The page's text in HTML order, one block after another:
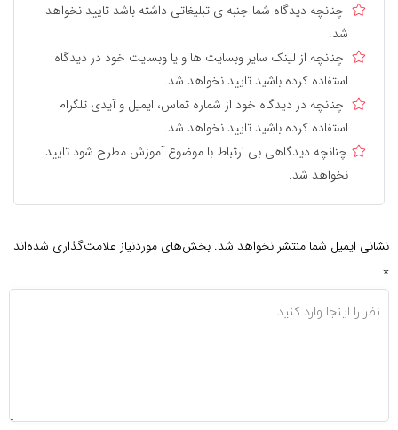
چنانچه دیدگاه شما جنبه ی تبلیغاتی داشته باشد تایید نخواهد
شد.
چنانچه از لینک سایر وبسایت ها و یا وبسایت خود در دیدگاه
استفاده کرده باشید تایید نخواهد شد.
چنانچه در دیدگاه خود از شماره تماس، ایمیل و آیدی تلگرام
استفاده کرده باشید تایید نخواهد شد.
چنانچه دیدگاهی بی ارتباط با موضوع آموزش مطرح شود تایید
نخواهد شد.
نشانی ایمیل شما منتشر نخواهد شد. بخش‌های موردنیاز علامت‌گذاری شده‌اند
*